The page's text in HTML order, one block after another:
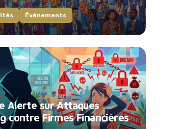
Événements
Alerte sur Attaques
contre Firmes Financières